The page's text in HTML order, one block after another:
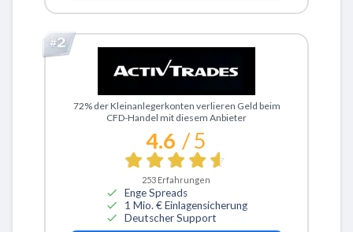
Zu ActivTrades
72% der Kleinanlegerkonten verlieren Geld beim
CFD-Handel mit diesem Anbieter
4.6 / 5
253 Erfahrungen
Enge Spreads
1 Mio. € Einlagensicherung
Deutscher Support